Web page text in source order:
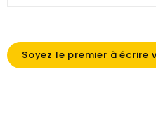
Soyez le premier à écrire